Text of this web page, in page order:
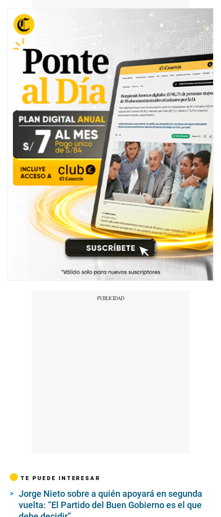
TE PUEDE INTERESAR
Jorge Nieto sobre a quién apoyará en segunda
vuelta: “El Partido del Buen Gobierno es el que